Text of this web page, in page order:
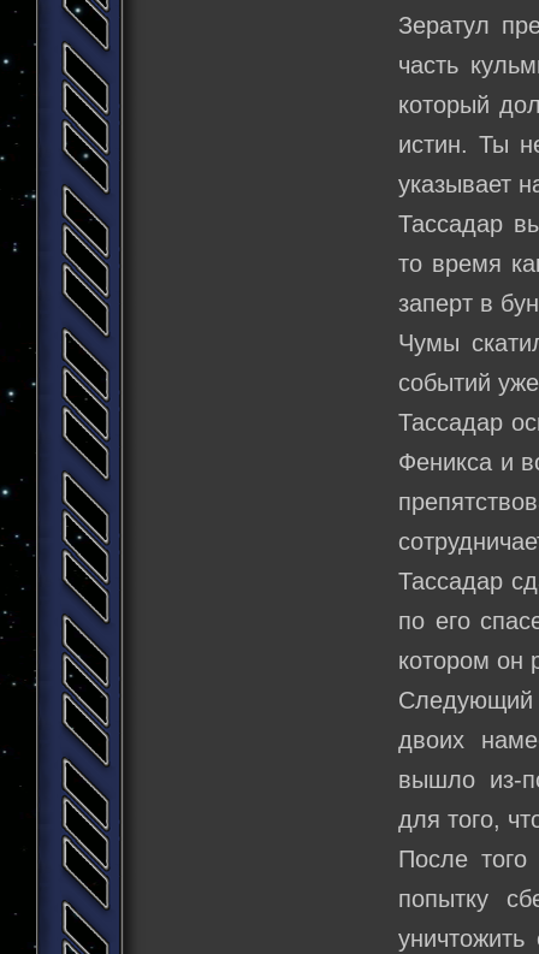
Зератул
часть
который
истин. Ты
указывает
Тассадар
то время
заперт в
Чумы
событий
Тассадар
Феникса и
Тассадар
по его
котором он
двоих
вышло из-
для того,
После того
попытку
уничтожить